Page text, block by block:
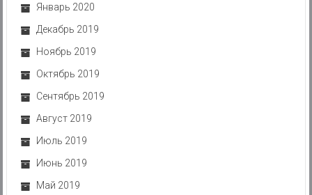
Январь 2020
Декабрь 2019
Ноябрь 2019
Октябрь 2019
Сентябрь 2019
Август 2019
Июль 2019
Июнь 2019
Май 2019